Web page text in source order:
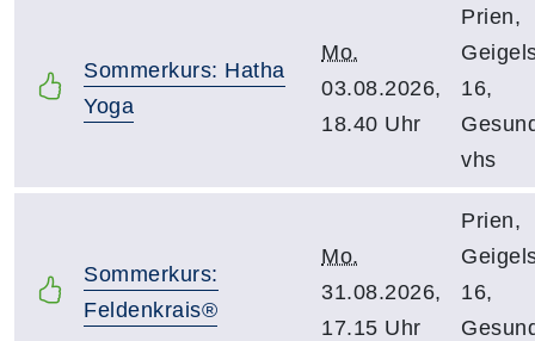
Sommerkurs: Hatha
Yoga
Mo.
03.08.2026,
18.40 Uhr
Prien,
16,
vhs
Sommerkurs:
Feldenkrais®
Mo.
31.08.2026,
17.15 Uhr
Prien,
16,